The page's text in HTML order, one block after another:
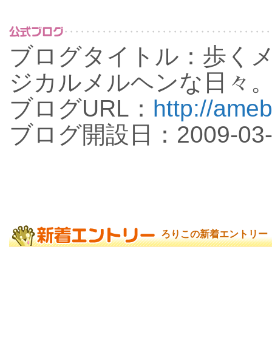
ブログタイトル：歩く
ジカルメルヘンな日々
ブログURL： http://
ブログ開設日：2009-
ろりこの新着エントリー